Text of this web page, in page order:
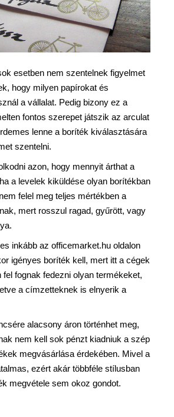
esetben nem szentelnek figyelmet
hogy milyen papírokat és
a vállalat. Pedig bizony ez a
fontos szerepet játszik az arculat
lenne a boríték kiválasztására
szentelni.
azon, hogy mennyit árthat a
a levelek kiküldése olyan borítékban
felel meg teljes mértékben a
mert rosszul ragad, gyűrött, vagy
inkább az officemarket.hu oldalon
igényes boríték kell, mert itt a cégek
fognak fedezni olyan termékeket,
a címzetteknek is elnyerik a
alacsony áron történhet meg,
nem kell sok pénzt kiadniuk a szép
megvásárlása érdekében. Mivel a
ezért akár többféle stílusban
megvétele sem okoz gondot.